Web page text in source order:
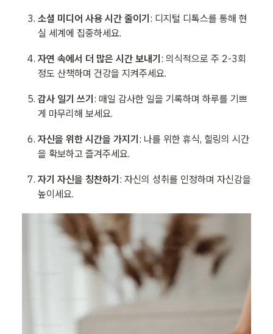
소셜 미디어 사용 시간 줄이기 : 디지털 디톡스를 통해 현
실 세계에 집중하세요.
자연 속에서 더 많은 시간 보내기 : 의식적으로 주 2-3회
정도 산책하며 건강을 지켜주세요.
감사 일기 쓰기 : 매일 감사한 일을 기록하며 하루를 기쁘
게 마무리해 보세요.
자신을 위한 시간을 가지기 : 나를 위한 휴식, 힐링의 시간
을 확보하고 즐겨주세요.
자기 자신을 칭찬하기 : 자신의 성취를 인정하며 자신감을
높이세요.